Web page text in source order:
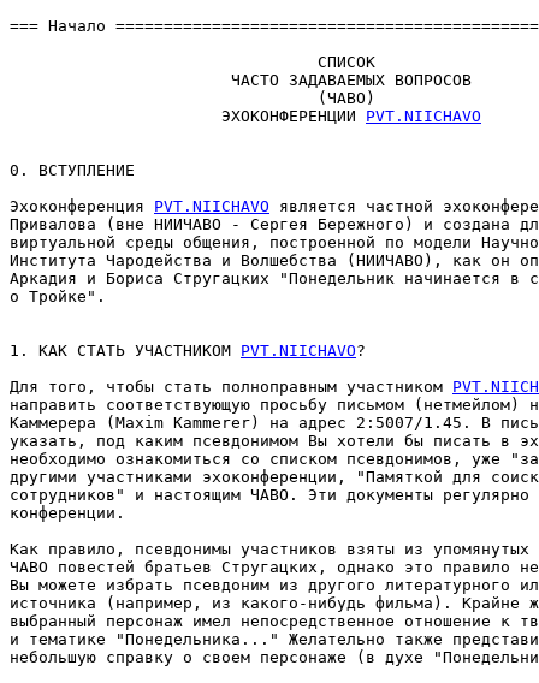
=== Начало
                                СПИСОК
                       ЧАСТО ЗАДАВАЕМЫХ ВОПРОСОВ
                                (ЧАВО)
                      ЭХОКОНФЕРЕНЦИИ
PVT.NIICHAVO
0. ВСТУПЛЕНИЕ
Эхоконфеpенция PVT.NIICHAVO является частной
Привалова (вне НИИЧАВО - Сеpгея Бережного) и создана
виртуальной среды общения, построенной по модели
Института Чародейства и Волшебства (НИИЧАВО), как он
Аpкадия и Бориса Стругацких "Понедельник начинается в
о Тройке".
1. КАК СТАТЬ УЧАСТНИКОМ PVT.NIICHAVO?
Для того, чтобы стать полноправным участником
направить соответствующую просьбу письмом (нетмейлом)
Каммерера (Maxim Kammerer) на адрес 2:5007/1.45. В
указать, под каким псевдонимом Вы хотели бы писать в
необходимо ознакомиться со списком псевдонимов, уже
другими участниками эхоконференции, "Памяткой для
сотрудников" и настоящим ЧАВО. Эти документы pегуляpно
конференции.
Как правило, псевдонимы участников взяты из
ЧАВО повестей братьев Стругацких, однако это правило
Вы можете избрать псевдоним из другого литературного
источника (например, из какого-нибудь фильма). Крайне
выбранный персонаж имел непосредственное отношение к
и тематике "Понедельника..." Желательно также
небольшую справку о своем персонаже (в духе